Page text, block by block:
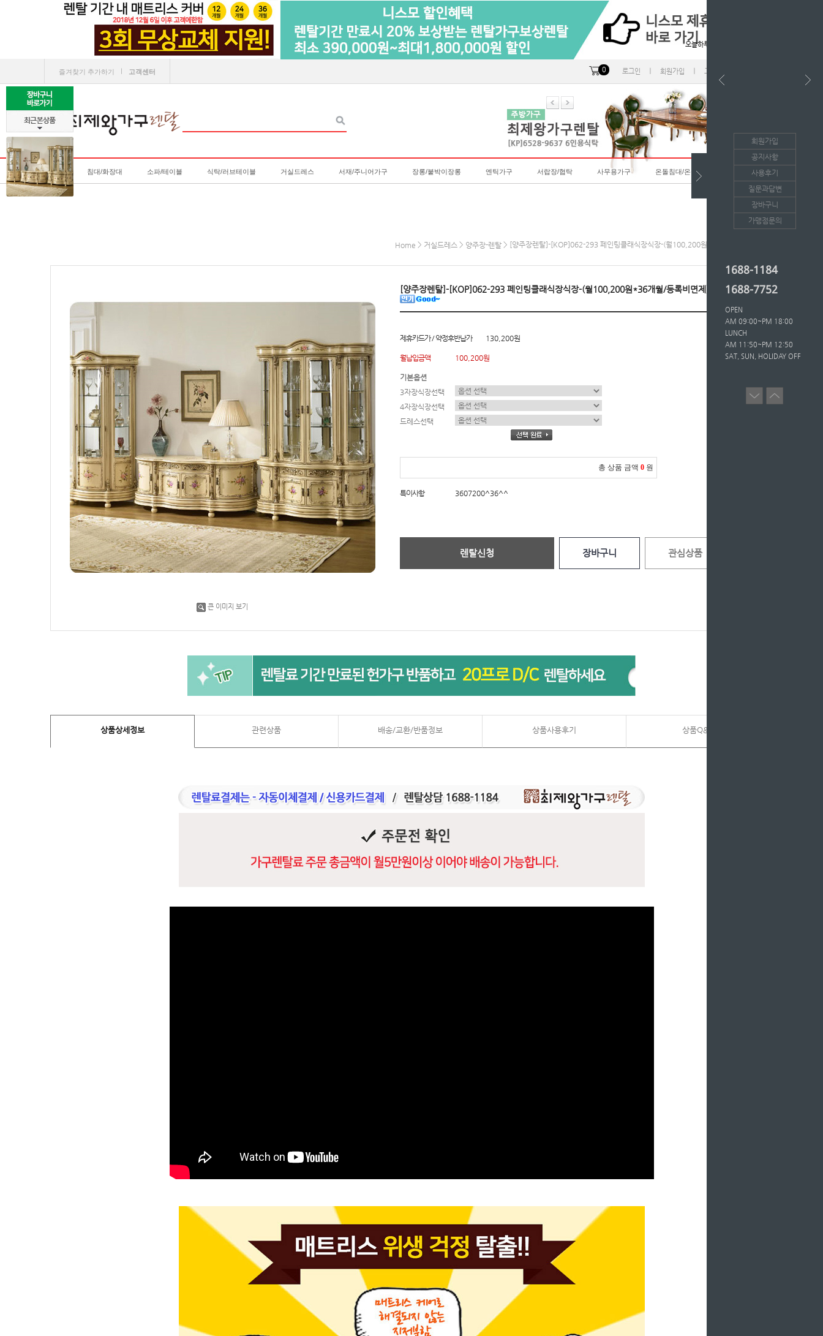
오늘하루 열지않음
즐겨찾기 추가하기 ㅣ 고객센터 0 로그인 회원가입 고객센터
침대/화장대 소파/테이블 식탁/러브테이블 거실드레스 서재/주니어가구 장롱/붙박이장롱 엔틱가구 서랍장/협탁 사무용가구 온돌침대/온돌소파
Home > 거실드레스 > 양주장-렌탈 > [양주장렌탈]-[KOP]062-293 페인팅클래식장식장-(월100,200원*36개월/등록비면제)
큰 이미지 보기
[양주장렌탈]-[KOP]062-293 페인팅클래식장식장-(월100,200원*36개월/등록비면제)
제휴카드가 / 약정후반납가 130,200원
월납입금액 100,200원
기본옵션
3자장식장선택
4자장식장선택
드레스선택
총 상품 금액 0 원
특이사항 3607200^36^^
렌탈신청 장바구니 관심상품
상품상세정보 관련상품 배송/교환/반품정보 상품사용후기 상품Q&A
회원가입
공지사항
사용후기
질문과답변
장바구니
가맹점문의
1688-1184
1688-7752
OPEN
AM 09:00~PM 18:00
LUNCH
AM 11:50~PM 12:50
SAT, SUN, HOLIDAY OFF